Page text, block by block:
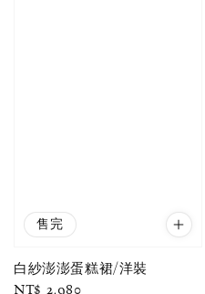
售完
白紗澎澎蛋糕裙/洋裝
Regular
NT$ 2,980